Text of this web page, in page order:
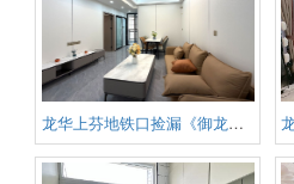
龙华上芬地铁口捡漏《御龙佳园》